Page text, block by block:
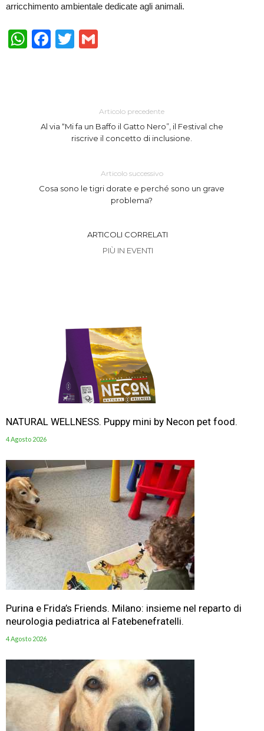
arricchimento ambientale dedicate agli animali.
WhatsApp
Facebook
Twitter
Articolo precedente
Al via “Mi fa un Baffo il Gatto Nero”, il Festival che
riscrive il concetto di inclusione.
Articolo successivo
Cosa sono le tigri dorate e perché sono un grave
problema?
ARTICOLI CORRELATI
PIÙ IN EVENTI
NATURAL WELLNESS. Puppy mini by Necon pet food.
4 Agosto 2026
Purina e Frida’s Friends. Milano: insieme nel reparto di
neurologia pediatrica al Fatebenefratelli.
4 Agosto 2026